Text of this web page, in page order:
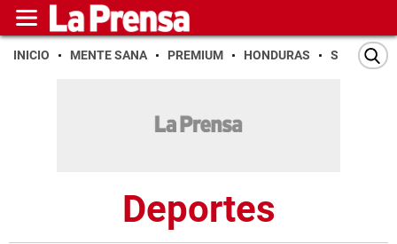
INICIO MENTE SANA PREMIUM HONDURAS SAN PEDRO
Deportes